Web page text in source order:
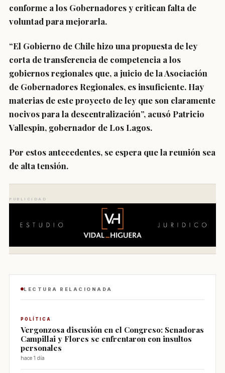
conforme a los Gobernadores y critican falta de
voluntad para mejorarla.
“El Gobierno de Chile hizo una propuesta de ley
corta de transferencia de competencia a los
gobiernos regionales que, a juicio de la Asociación
de Gobernadores Regionales, es insuficiente. Hay
materias de este proyecto de ley que son claramente
nocivos para la descentralización”, acusó Patricio
Vallespin, gobernador de Los Lagos.
Por estos antecedentes, se espera que la reunión sea
de alta tensión.
PUBLICIDAD
LECTURA RELACIONADA
POLÍTICA
Vergonzosa discusión en el Congreso: Senadoras
Campillai y Flores se enfrentaron con insultos
personales
hace 1 día